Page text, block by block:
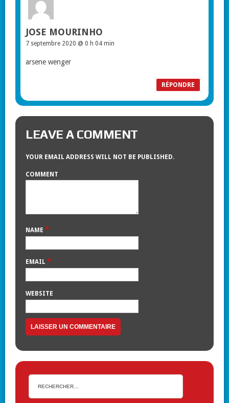
JOSE MOURINHO
7 septembre 2020 @ 0 h 04 min
arsene wenger
RÉPONDRE
LEAVE A COMMENT
YOUR EMAIL ADDRESS WILL NOT BE PUBLISHED.
COMMENT
NAME *
EMAIL *
WEBSITE